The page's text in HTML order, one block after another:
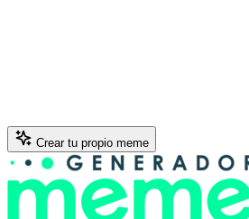
Crear tu propio meme